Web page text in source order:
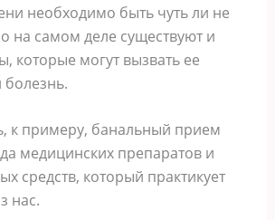
необходимо быть чуть ли не
на самом деле существуют и
которые могут вызвать ее
к примеру, банальный прием
медицинских препаратов и
средств, который практикует
нас.